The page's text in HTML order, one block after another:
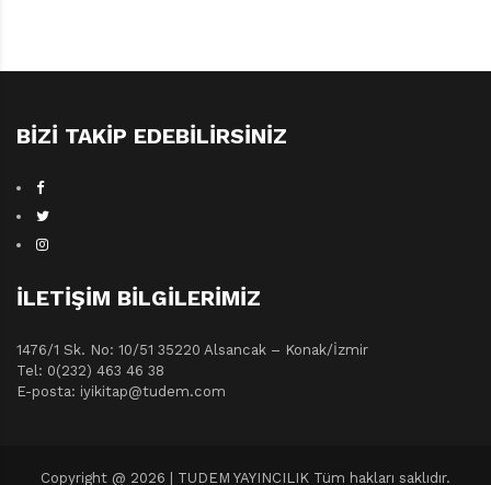
BIZI TAKIP EDEBILIRSINIZ
İLETIŞIM BILGILERIMIZ
1476/1 Sk. No: 10/51 35220 Alsancak – Konak/İzmir
Tel: 0(232) 463 46 38
E-posta: iyikitap@tudem.com
Copyright @ 2026 | TUDEM YAYINCILIK Tüm hakları saklıdır.